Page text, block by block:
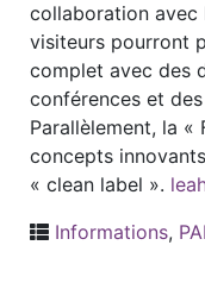
collaboration avec
visiteurs pourront
complet avec des
conférences et
Parallèlement, la
concepts
« clean label ».
Informations,